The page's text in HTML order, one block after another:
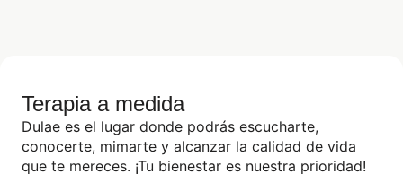
Terapia a medida
Dulae es el lugar donde podrás escucharte,
conocerte, mimarte y alcanzar la calidad de vida
que te mereces. ¡Tu bienestar es nuestra prioridad!